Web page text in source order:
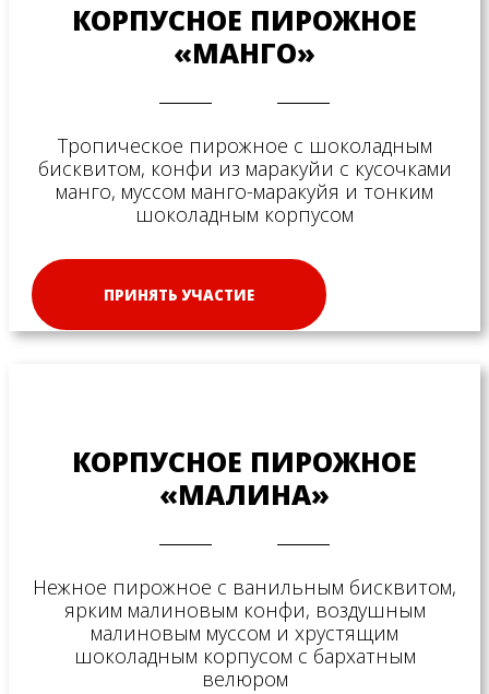
КОРПУСНОЕ ПИРОЖНОЕ
«МАНГО»
Тропическое пирожное с шоколадным
бисквитом, конфи из маракуйи с кусочками
манго, муссом манго-маракуйя и тонким
шоколадным корпусом
ПРИНЯТЬ УЧАСТИЕ
КОРПУСНОЕ ПИРОЖНОЕ
«МАЛИНА»
Нежное пирожное с ванильным бисквитом,
ярким малиновым конфи, воздушным
малиновым муссом и хрустящим
шоколадным корпусом с бархатным
велюром